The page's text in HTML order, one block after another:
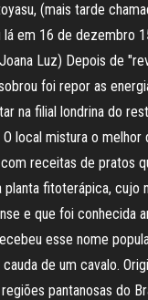
(mais tarde
lá em 16 de dezembro
Luz) Depois de
foi repor as
na filial londrina do
O local mistura o
receitas de pratos
planta fitoterápica, cujo
e que foi conhecida
esse nome
de um cavalo.
pantanosas do